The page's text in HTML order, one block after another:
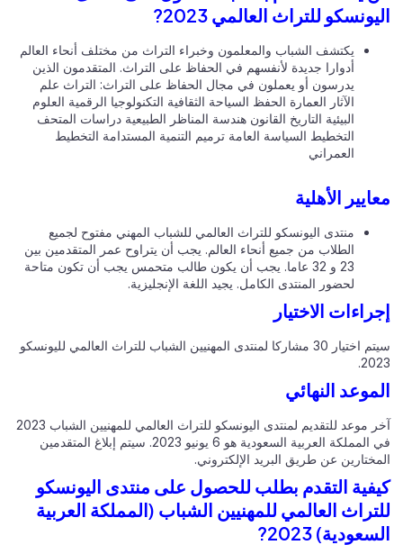
للتراث العالمي 2023?
يكتشف الشباب والمعلمون وخبراء التراث من مختلف أنحاء العالم
أدوارا جديدة لأنفسهم في الحفاظ على التراث. المتقدمون الذين
يدرسون أو يعملون في مجال الحفاظ على التراث: التراث علم
الآثار العمارة الحفظ السياحة الثقافية التكنولوجيا الرقمية العلوم
البيئية التاريخ القانون هندسة المناظر الطبيعية دراسات المتحف
التخطيط السياسة العامة ترميم التنمية المستدامة التخطيط
العمراني
الأهلية
منتدى اليونسكو للتراث العالمي للشباب المهني مفتوح لجميع
الطلاب من جميع أنحاء العالم. يجب أن يتراوح عمر المتقدمين بين
23 و 32 عاما. يجب أن يكون طالب متحمس يجب أن تكون متاحة
لحضور المنتدى الكامل. يجيد اللغة الإنجليزية.
الاختيار
سيتم اختيار 30 مشاركا لمنتدى المهنيين الشباب للتراث العالمي لليونسكو
النهائي
آخر موعد للتقديم لمنتدى اليونسكو للتراث العالمي للمهنيين الشباب 2023
في المملكة العربية السعودية هو 6 يونيو 2023. سيتم إبلاغ المتقدمين
عن طريق البريد الإلكتروني.
التقدم بطلب للحصول على منتدى اليونسكو
العالمي للمهنيين الشباب (المملكة العربية
2023?